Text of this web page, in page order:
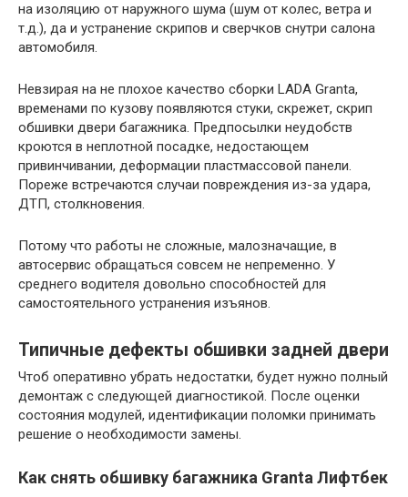
на изоляцию от наружного шума (шум от колес, ветра и
т.д.), да и устранение скрипов и сверчков снутри салона
автомобиля.
Невзирая на не плохое качество сборки LADA Granta,
временами по кузову появляются стуки, скрежет, скрип
обшивки двери багажника. Предпосылки неудобств
кроются в неплотной посадке, недостающем
привинчивании, деформации пластмассовой панели.
Пореже встречаются случаи повреждения из-за удара,
ДТП, столкновения.
Потому что работы не сложные, малозначащие, в
автосервис обращаться совсем не непременно. У
среднего водителя довольно способностей для
самостоятельного устранения изъянов.
Типичные дефекты обшивки задней двери
Чтоб оперативно убрать недостатки, будет нужно полный
демонтаж с следующей диагностикой. После оценки
состояния модулей, идентификации поломки принимать
решение о необходимости замены.
Как снять обшивку багажника Granta Лифтбек